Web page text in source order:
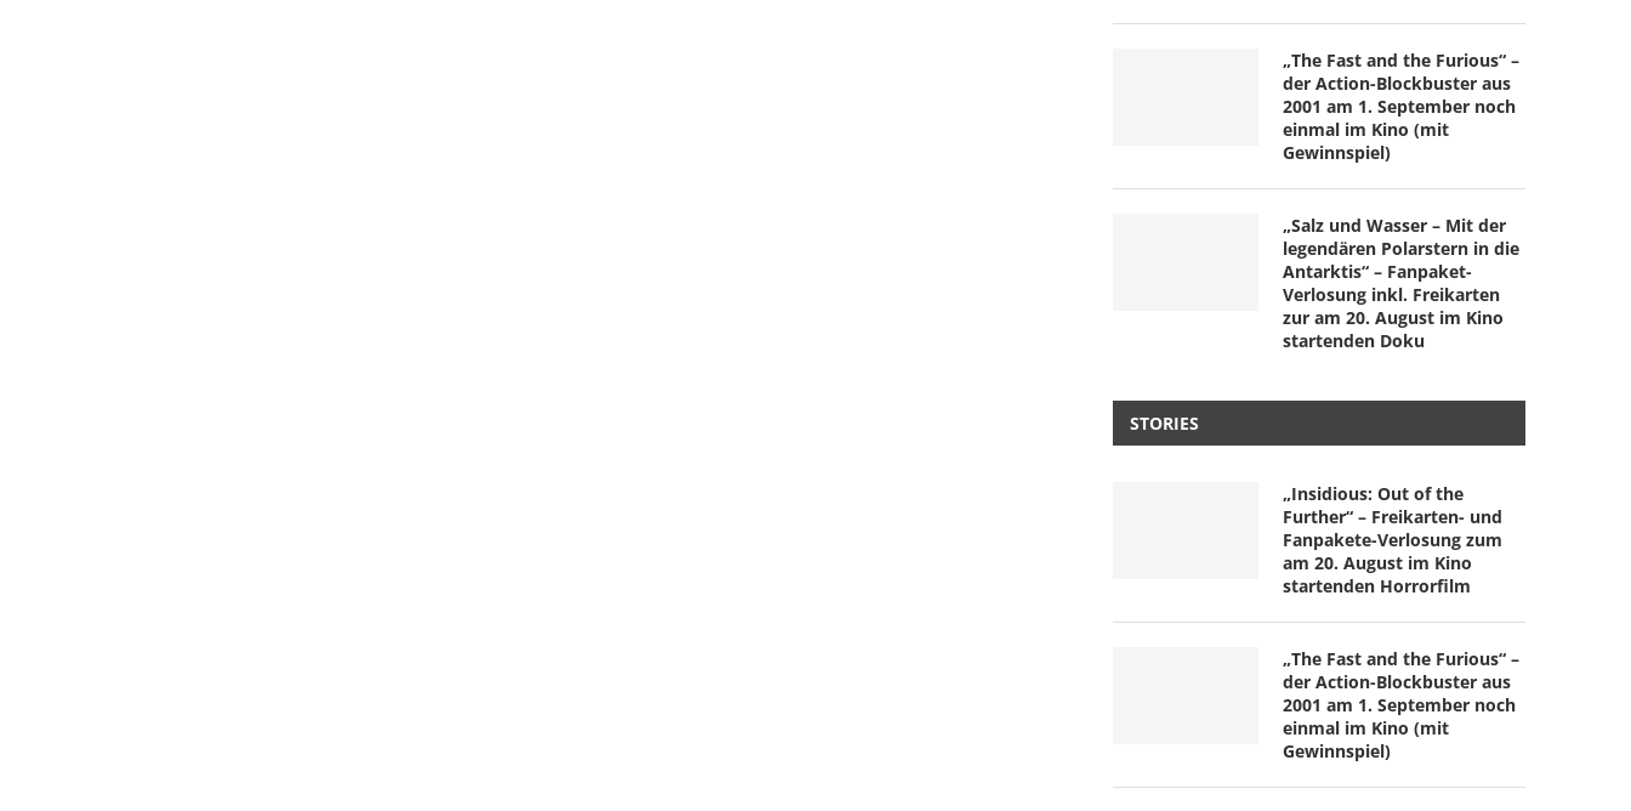
„The Fast and the Furious“ –
der Action-Blockbuster aus
2001 am 1. September noch
einmal im Kino (mit
Gewinnspiel)
„Salz und Wasser – Mit der
legendären Polarstern in die
Antarktis“ – Fanpaket-
Verlosung inkl. Freikarten
zur am 20. August im Kino
startenden Doku
STORIES
„Insidious: Out of the
Further“ – Freikarten- und
Fanpakete-Verlosung zum
am 20. August im Kino
startenden Horrorfilm
„The Fast and the Furious“ –
der Action-Blockbuster aus
2001 am 1. September noch
einmal im Kino (mit
Gewinnspiel)